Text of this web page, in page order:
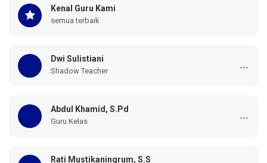
Kenal Guru Kami
semua terbaik
Dwi Sulistiani
Shadow Teacher
...
Abdul Khamid, S.Pd
Guru Kelas
...
Rati Mustikaningrum, S.S